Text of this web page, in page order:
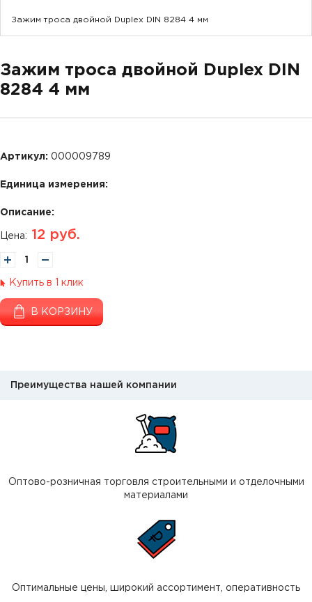
Зажим троса двойной Duplex DIN 8284 4 мм
Зажим троса двойной Duplex DIN
8284 4 мм
Артикул: 000009789
Единица измерения:
Описание:
Цена: 12 руб.
Купить в 1 клик
В КОРЗИНУ
Преимущества нашей компании
Оптово-розничная торговля строительными и отделочными
материалами
Оптимальные цены, широкий ассортимент, оперативность